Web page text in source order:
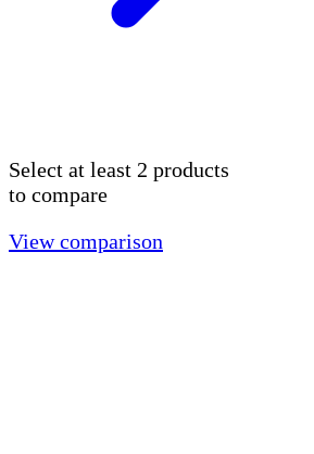
Select at least 2 products
to compare
View comparison